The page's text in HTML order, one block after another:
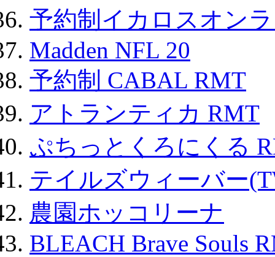
予約制イカロスオン
Madden NFL 20
予約制 CABAL RMT
アトランティカ RMT
ぷちっとくろにくる
テイルズウィーバー
農園ホッコリーナ
BLEACH Brave Souls